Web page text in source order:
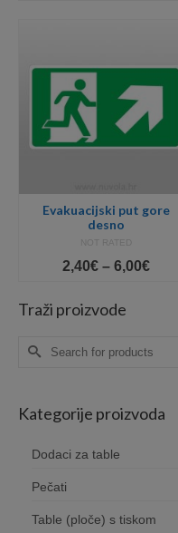
Evakuacijski put gore
desno
NOT RATED
2,40€ – 6,00€Price
Traži proizvode
Search
Kategorije proizvoda
Dodaci za table
Pečati
Table (ploče) s tiskom